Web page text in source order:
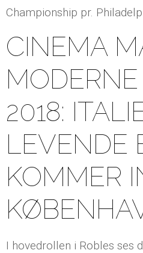
Championship pr.
CINEMA
2018:
LEVENDE
KOMMER
I hovedrollen i Robles ses